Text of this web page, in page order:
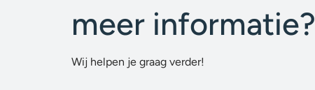
meer informatie?
Wij helpen je graag verder!